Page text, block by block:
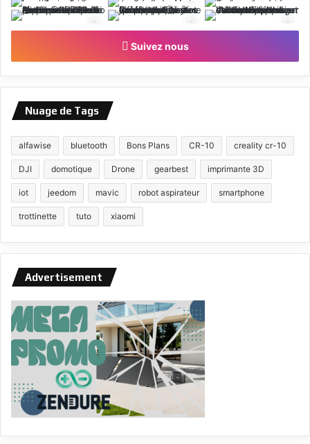
Suivez nous
Nuage de Tags
alfawise bluetooth Bons Plans CR-10 creality cr-10
DJI domotique Drone gearbest imprimante 3D
iot jeedom mavic robot aspirateur smartphone
trottinette tuto xiaomi
Advertisement